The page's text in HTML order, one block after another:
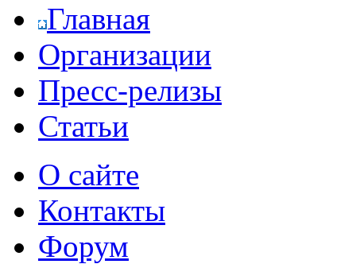
Главная
Организации
Пресс-релизы
Статьи
О сайте
Контакты
Форум